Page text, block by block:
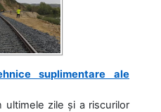
suplimentare ale
zile și a riscurilor